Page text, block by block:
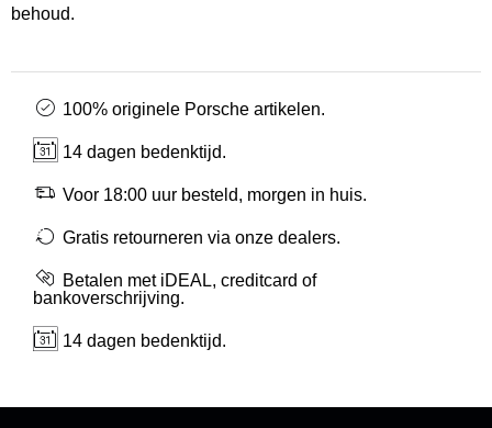
behoud.
100% originele Porsche artikelen.
14 dagen bedenktijd.
Voor 18:00 uur besteld, morgen in huis.
Gratis retourneren via onze dealers.
Betalen met iDEAL, creditcard of
bankoverschrijving.
14 dagen bedenktijd.